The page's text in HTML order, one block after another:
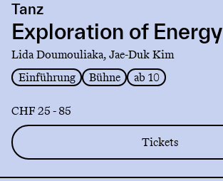
Exploration
Energy
Tanz
Exploration of Energy
Lida Doumouliaka, Jae-Duk Kim
Einführung
Bühne ab 10
CHF 25 - 85
Tickets